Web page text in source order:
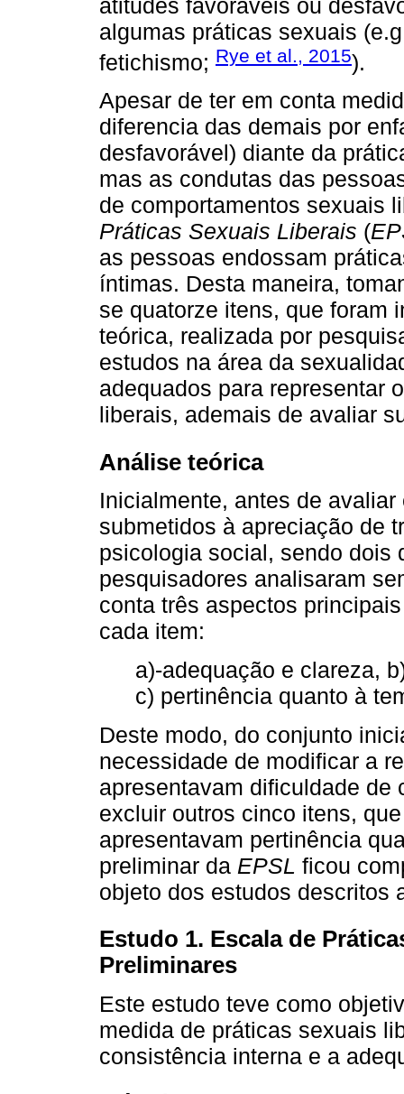
atitudes favoráveis ou
algumas práticas sexuais
fetichismo; Rye et al., 2015).
Apesar de ter em conta
diferencia das demais por
desfavorável) diante da
mas as condutas das
de comportamentos sexuais
Práticas Sexuais Liberais (
as pessoas endossam
íntimas. Desta maneira,
se quatorze itens, que foram
teórica, realizada por
estudos na área da
adequados para representar
liberais, ademais de avaliar
Análise teórica
Inicialmente, antes de
submetidos à apreciação de
psicologia social, sendo dois
pesquisadores analisaram
conta três aspectos
cada item:
a)-adequação e clareza,
c) pertinência quanto à
Deste modo, do conjunto
necessidade de modificar a
apresentavam dificuldade de
excluir outros cinco itens,
apresentavam pertinência
preliminar da EPSL ficou
objeto dos estudos descritos
Estudo 1. Escala de
Preliminares
Este estudo teve como
medida de práticas sexuais
consistência interna e a